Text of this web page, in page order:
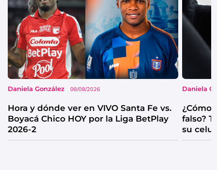
Daniela González 08/08/2026
Hora y dónde ver en VIVO Santa Fe vs.
Boyacá Chico HOY por la Liga BetPlay
2026-2
Daniela
¿Cómo
falso?
su